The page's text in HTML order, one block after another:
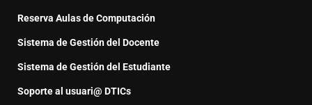
Reserva Aulas de Computación
Sistema de Gestión del Docente
Sistema de Gestión del Estudiante
Soporte al usuari@ DTICs